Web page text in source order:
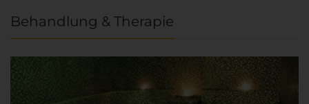
Behandlung & Therapie